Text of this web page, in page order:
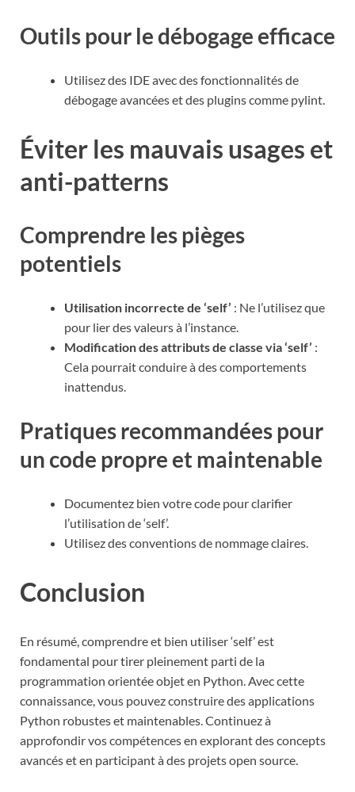
Outils pour le débogage efficace
Utilisez des IDE avec des fonctionnalités de
débogage avancées et des plugins comme pylint.
Éviter les mauvais usages et
anti-patterns
Comprendre les pièges
potentiels
Utilisation incorrecte de ‘self’ : Ne l’utilisez que
pour lier des valeurs à l’instance.
Modification des attributs de classe via ‘self’ :
Cela pourrait conduire à des comportements
inattendus.
Pratiques recommandées pour
un code propre et maintenable
Documentez bien votre code pour clarifier
l’utilisation de ‘self’.
Utilisez des conventions de nommage claires.
Conclusion
En résumé, comprendre et bien utiliser ‘self’ est
fondamental pour tirer pleinement parti de la
programmation orientée objet en Python. Avec cette
connaissance, vous pouvez construire des applications
Python robustes et maintenables. Continuez à
approfondir vos compétences en explorant des concepts
avancés et en participant à des projets open source.